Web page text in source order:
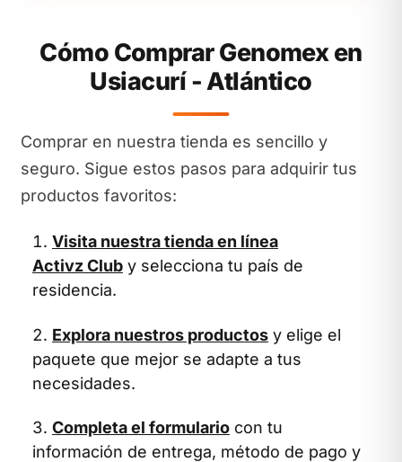
Cómo Comprar Genomex en
Usiacurí - Atlántico
Comprar en nuestra tienda es sencillo y
seguro. Sigue estos pasos para adquirir tus
productos favoritos:
Visita nuestra tienda en línea
Activz Club y selecciona tu país de
residencia.
Explora nuestros productos y elige el
paquete que mejor se adapte a tus
necesidades.
Completa el formulario con tu
información de entrega, método de pago y